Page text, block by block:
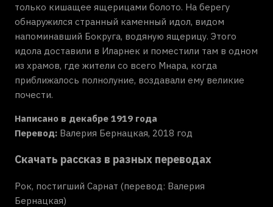
только кишащее ящерицами болото. На берегу
обнаружился странный каменный идол, видом
напоминавший Бокруга, водяную ящерицу. Этого
идола доставили в Иларнек и поместили там в одном
из храмов, где жители со всего Мнара, когда
приближалось полнолуние, воздавали ему великие
почести.
Написано в декабре 1919 года
Перевод: Валерия Бернацкая, 2018 год
Скачать рассказ в разных переводах
Рок, постигший Сарнат (перевод: Валерия
Бернацкая)